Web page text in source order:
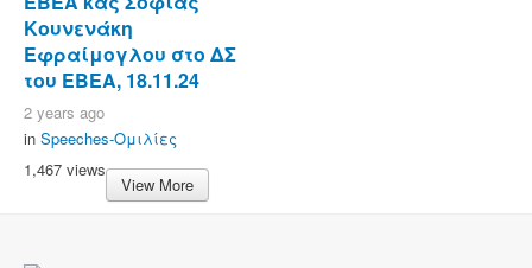
Κουνενάκη
Εφραίμογλου στο ΔΣ
του ΕΒΕΑ, 18.11.24
2 years ago
in Speeches-Ομιλίες
1,467 views
View More